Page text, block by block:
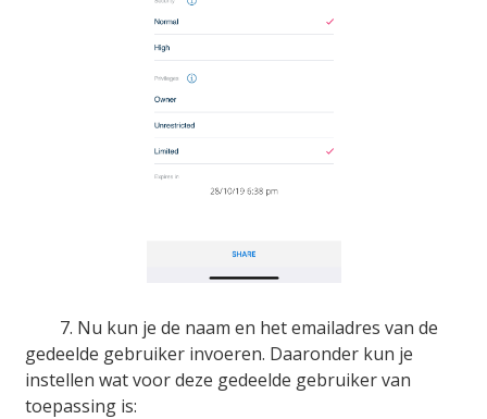
7. Nu kun je de naam en het emailadres van de
gedeelde gebruiker invoeren. Daaronder kun je
instellen wat voor deze gedeelde gebruiker van
toepassing is: